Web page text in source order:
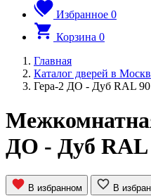
Избранное 0
Корзина 0
Главная
Каталог дверей в
Гера-2 ДО - Дуб RAL
ДО - Дуб
В избранном В